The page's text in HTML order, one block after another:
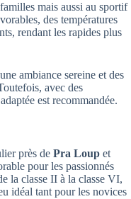
mais aussi au sportif
des températures
rendant les rapides plus
ambiance sereine et des
avec des
est recommandée.
près de Pra Loup et
pour les passionnés
la classe II à la classe VI,
idéal tant pour les novices